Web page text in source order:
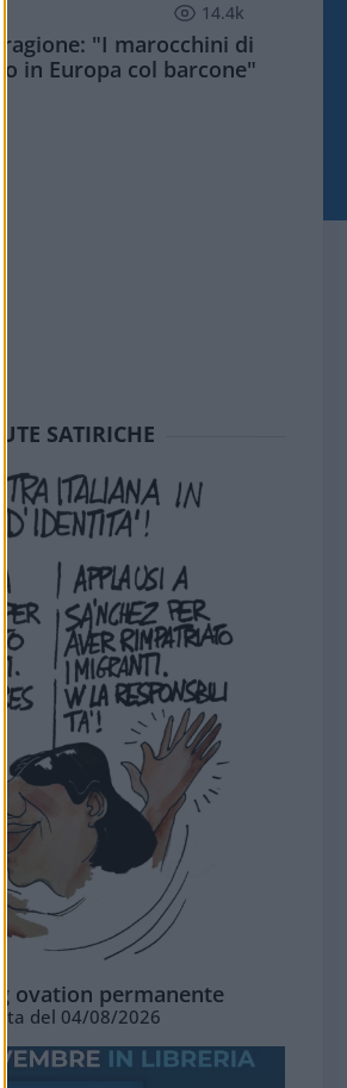
14.4k
"I marocchini di
in Europa col barcone"
SATIRICHE
ovation permanente
del 04/08/2026